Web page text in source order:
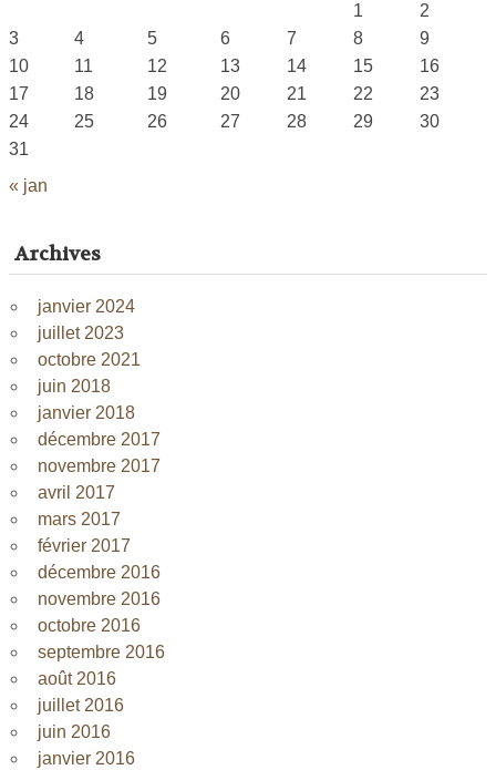
« jan
1
2
3
4 5 6 7 8
9
10
11 12 13 14 15
16
17
18 19 20 21 22
23
24
25 26 27 28 29
30
31
Archives
janvier 2024
juillet 2023
octobre 2021
juin 2018
janvier 2018
décembre 2017
novembre 2017
avril 2017
mars 2017
février 2017
décembre 2016
novembre 2016
octobre 2016
septembre 2016
août 2016
juillet 2016
juin 2016
janvier 2016